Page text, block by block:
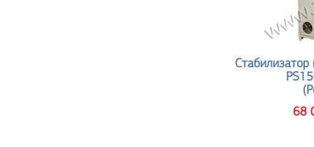
68